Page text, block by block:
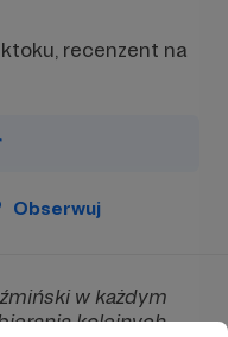
recenzent na
Obserwuj
w każdym
kolejnych